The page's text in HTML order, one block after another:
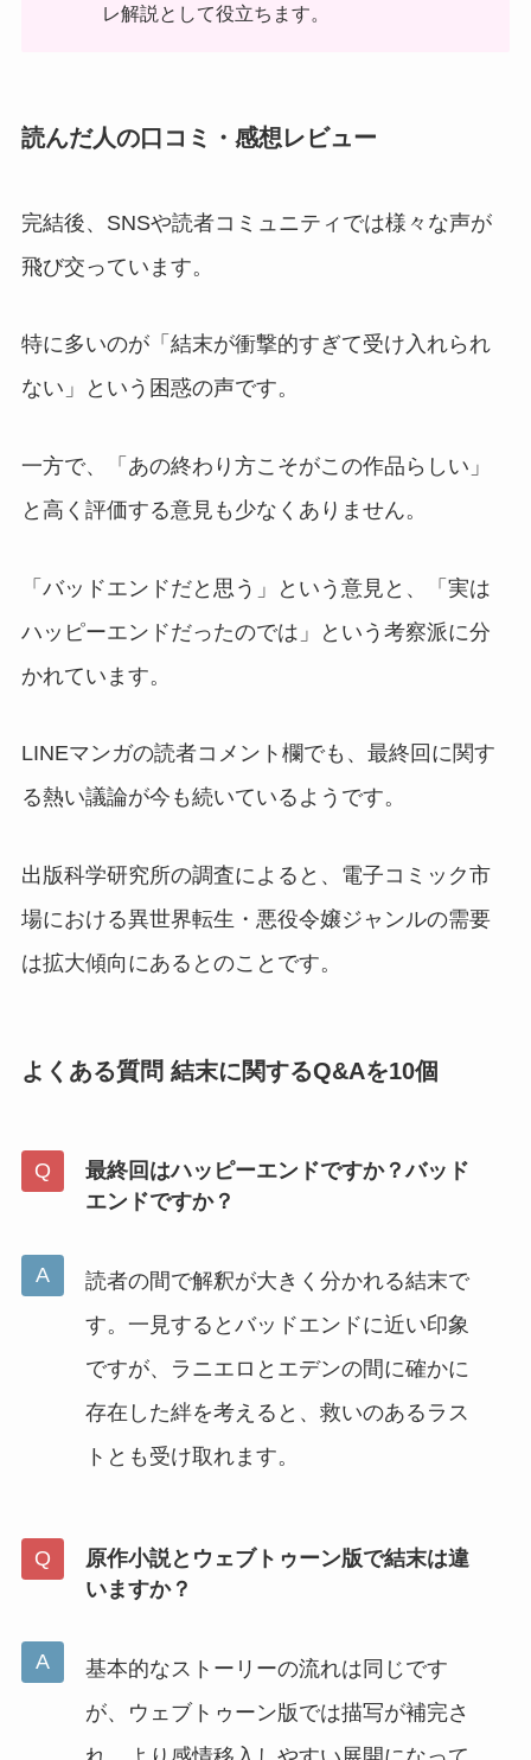
レ解説として役立ちます。
読んだ人の口コミ・感想レビュー
完結後、SNSや読者コミュニティでは様々な声が
飛び交っています。
特に多いのが「結末が衝撃的すぎて受け入れられ
ない」という困惑の声です。
一方で、「あの終わり方こそがこの作品らしい」
と高く評価する意見も少なくありません。
「バッドエンドだと思う」という意見と、「実は
ハッピーエンドだったのでは」という考察派に分
かれています。
LINEマンガの読者コメント欄でも、最終回に関す
る熱い議論が今も続いているようです。
出版科学研究所の調査によると、電子コミック市
場における異世界転生・悪役令嬢ジャンルの需要
は拡大傾向にあるとのことです。
よくある質問 結末に関するQ&Aを10個
最終回はハッピーエンドですか？バッド
エンドですか？
読者の間で解釈が大きく分かれる結末で
す。一見するとバッドエンドに近い印象
ですが、ラニエロとエデンの間に確かに
存在した絆を考えると、救いのあるラス
トとも受け取れます。
原作小説とウェブトゥーン版で結末は違
いますか？
基本的なストーリーの流れは同じです
が、ウェブトゥーン版では描写が補完さ